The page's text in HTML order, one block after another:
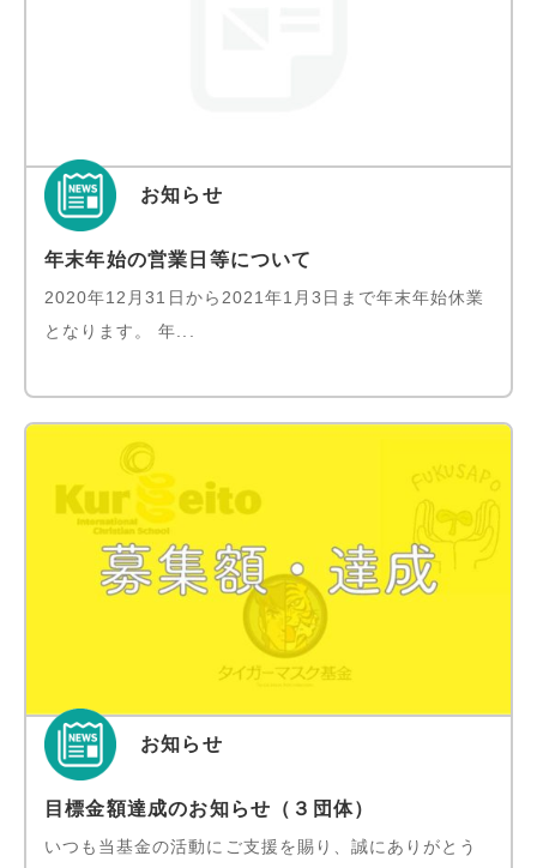
お知らせ
年末年始の営業日等について
2020年12月31日から2021年1月3日まで年末年始休業
となります。 年...
お知らせ
目標金額達成のお知らせ（３団体）
いつも当基金の活動にご支援を賜り、誠にありがとう